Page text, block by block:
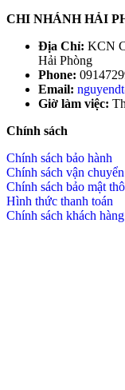
CHI NHÁNH HẢI
Địa Chỉ: KCN
Hải Phòng
Phone:
Email:
Giờ làm việc:
Chính sách
Chính sách bảo hành
Chính sách vận chuyển
Chính sách bảo mật
Hình thức thanh toán
Chính sách khách